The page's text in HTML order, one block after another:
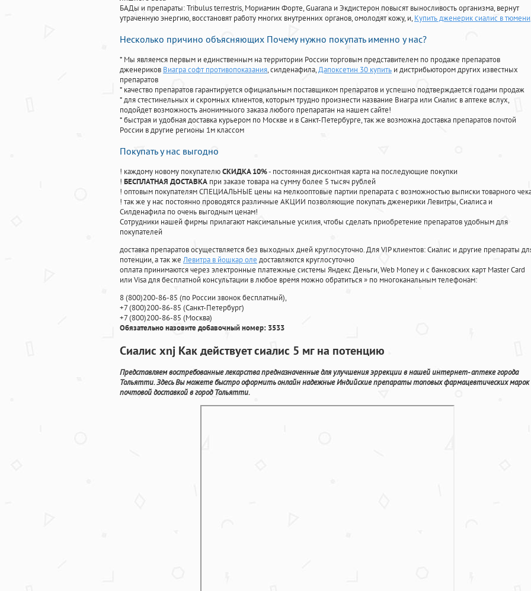
БАДы и препараты:Tribulus terrestris, Мориамин Форте, Guarana и Экдистерон повысят выносливость организма, вернут
утраченную энергию, восстановят работу многих внутренних органов, омолодят кожу, и, Купить дженерик сиалис в тюмени
Несколько причино объясняющих Почему нужно покупать именно у нас?
* Мы являемся первым и единственным на территории России торговым представителем по продаже препаратов
дженериков Виагра софт противопоказания, силденафила,Дапоксетин 30 купить и дистрибьютором других известных
препаратов
* качество препаратов гарантируется официальным поставщиком препаратов и успешно подтверждается годами продаж
* для стестинельных и скромных клиентов, которым трудно произнести название Виагра или Сиалис в аптеке вслух,
подойдет возможность анонимныого заказа любого препаратан на нашем сайте!
* быстрая и удобная доставка курьером по Москве и в Санкт-Петербурге, так же возможна доставка препаратов почтой
России в другие регионы 1м классом
Покупать у нас выгодно
! каждому новому покупателюСКИДКА 10%- постоянная дисконтная карта на последующие покупки
! БЕСПЛАТНАЯ ДОСТАВКА при заказе товара на сумму более 5 тысяч рублей
! оптовым покупателям СПЕЦИАЛЬНЫЕ цены на мелкооптовые партии препарата с возможностью выписки товарного
! так же у нас постоянно проводятся различные АКЦИИ позволяющие покупать дженерики Левитры, Сиалиса и
Силденафила по очень выгодным ценам!
Cотрудники нашей фирмы прилагают максимальные усилия, чтобы сделать приобретение препаратов удобным для
покупателей
доставка препаратов осуществляется без выходных дней круглосуточно. Для VIP клиентов: Сиалис и другие препараты
потенции, а так же Левитра в йошкар оле доставляются круглосуточно
оплата принимаются через электронные платежные системы Яндекс Деньги, Web Money и с банковских карт Master Card
или Visa для бесплатной консультации в любое время можно обратиться» по многоканальным телефонам:
8(800)200-86-85 (по России звонок бесплатный),
+7(800)200-86-85 (Санкт-Петербург)
+7(800)200-86-85 (Москва)
Обязательно назовите добавочный номер: 3533
Сиалис xnj Как действует сиалис 5 мг на потенцию
Представляем востребованные лекарства предназначенные для улучшения эррекции в нашей интернет- аптеке города
Тольятти. Здесь Вы можете быстро оформить онлайн надежные Индийские препараты топовых фармацевтических марок
почтовой доставкой в город Тольятти.